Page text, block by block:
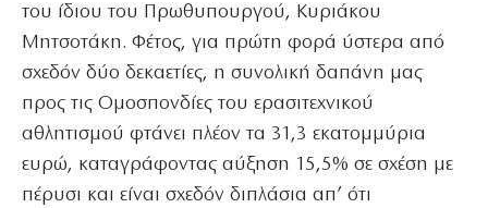
του ίδιου του Πρωθυπουργού, Κυριάκου
Μητσοτάκη. Φέτος, για πρώτη φορά ύστερα από
σχεδόν δύο δεκαετίες, η συνολική δαπάνη μας
προς τις Ομοσπονδίες του ερασιτεχνικού
αθλητισμού φτάνει πλέον τα 31,3 εκατομμύρια
ευρώ, καταγράφοντας αύξηση 15,5% σε σχέση με
πέρυσι και είναι σχεδόν διπλάσια απ’ ότι